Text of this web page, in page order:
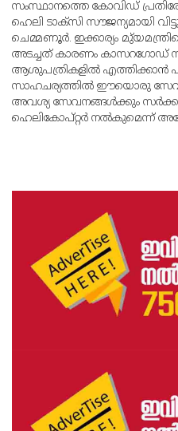
സംസ്ഥാനത്തെ കോവിഡ്
ഹെലി ടാക്‌സി സൗജന്യമായി
ചെമ്മണൂര്‍. ഇക്കാര്യം
അടച്ചത് കാരണം കാസറഗോഡ്
ആശുപത്രികളില്‍ എത്തിക്കാന്‍
സാഹചര്യത്തില്‍ ഈയൊരു
അവശ്യ സേവനങ്ങള്‍ക്കും
ഹെലികോപ്റ്റര്‍ നല്‍കുമെന്ന്